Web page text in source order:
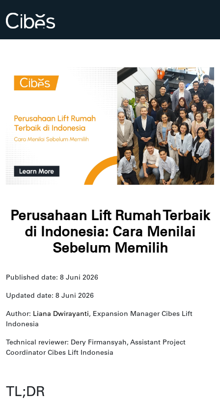
Perusahaan Lift Rumah Terbaik
di Indonesia: Cara Menilai
Sebelum Memilih
Published date: 8 Juni 2026
Updated date: 8 Juni 2026
Author: Liana Dwirayanti, Expansion Manager Cibes Lift
Indonesia
Technical reviewer: Dery Firmansyah, Assistant Project
Coordinator Cibes Lift Indonesia
TL;DR